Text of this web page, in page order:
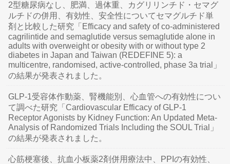
2型糖尿病なし、肥満、過体重、カグリリンチド・セマグ
ルチドの併用、有効性、安全性についてセマグルチド単
剤と比較した研究「Efficacy and safety of co-administered
cagrilintide and semaglutide versus semaglutide alone in
adults with overweight or obesity with or without type 2
diabetes in Japan and Taiwan (REDEFINE 5): a
multicentre, randomised, active-controlled, phase 3a trial」
の結果が発表されました。
GLP-1受容体作動薬、腎機能別、心血管への有効性につい
て調べた研究「Cardiovascular Efficacy of GLP-1
Receptor Agonists by Kidney Function: An Updated Meta-
Analysis of Randomized Trials Including the SOUL Trial」
の結果が発表されました。
心筋梗塞後、抗血小板薬2剤併用療法中、PPIの有効性、